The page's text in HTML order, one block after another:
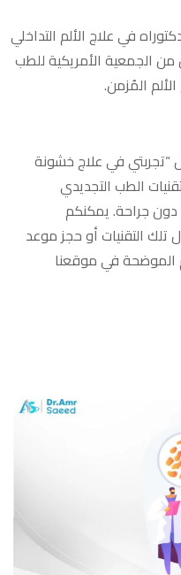
في علاج الألم التداخلي
الجمعية الأمريكية للطب
المُزمن.
“تجربتي في علاج خشونة
الطب التجديدي
جراحة. يمكنكم
التقنيات أو حجز موعد
الموضحة في موقعنا